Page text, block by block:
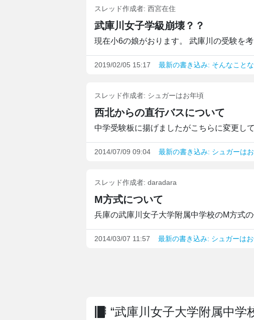
スレッド作成者: 西宮在住
武庫川女子学級崩壊？？
現在小6の娘がおります。 武庫川の受験を
2019/02/05 15:17 最新の書き込み: そんなこと
スレッド作成者: シュガーはお年頃
西北からの直行バスについて
中学受験板に揚げましたがこちらに変更し
2014/07/09 09:04 最新の書き込み: シュガーは
スレッド作成者: daradara
M方式について
兵庫の武庫川女子大学附属中学校のM方式
2014/03/07 11:57 最新の書き込み: シュガーは
“武庫川女子大学附属中学